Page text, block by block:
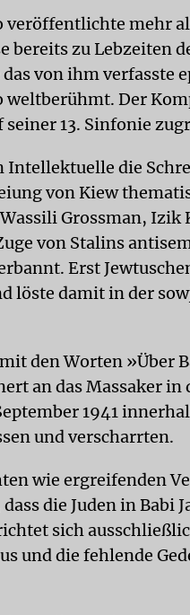
veröffentlichte mehr
bereits zu Lebzeiten
von ihm verfasste
weltberühmt. Der
seiner 13. Sinfonie
Intellektuelle die
von Kiew
Grossman,
von Stalins
Erst
löste damit in der
den Worten »Über
an das Massaker in
1941
und verscharrten.
wie ergreifenden
die Juden in Babi
sich
und die fehlende